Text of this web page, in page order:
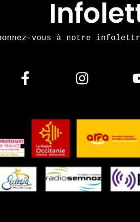
vous à notre